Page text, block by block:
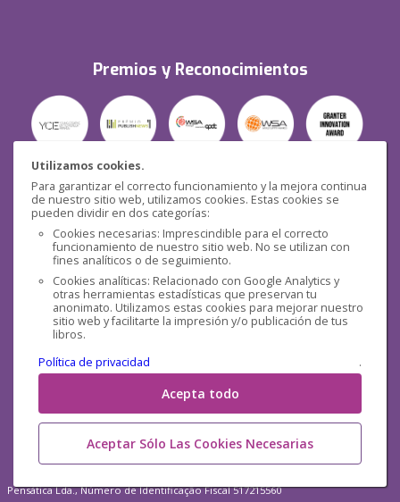
Utilizamos cookies.
Para garantizar el correcto funcionamiento y la mejora continua
de nuestro sitio web, utilizamos cookies. Estas cookies se
pueden dividir en dos categorías:
Cookies necesarias: Imprescindible para el correcto
funcionamiento de nuestro sitio web. No se utilizan con
fines analíticos o de seguimiento.
Cookies analíticas: Relacionado con Google Analytics y
otras herramientas estadísticas que preservan tu
anonimato. Utilizamos estas cookies para mejorar nuestro
sitio web y facilitarte la impresión y/o publicación de tus
libros.
Política de privacidad
.
Acepta todo
Aceptar Sólo Las Cookies Necesarias
Premios y Reconocimientos
Seguridad
Redes sociales
Pensática Lda., Número de Identificação Fiscal 517215560